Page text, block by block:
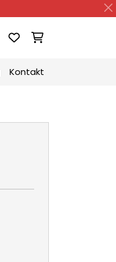
Kontakt